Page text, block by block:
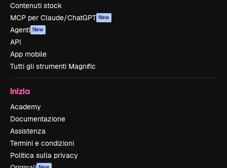
Contenuti stock
MCP per Claude/ChatGPT New
Agenti New
API
App mobile
Tutti gli strumenti Magnific
Inizia
Academy
Documentazione
Assistenza
Termini e condizioni
Politica sulla privacy